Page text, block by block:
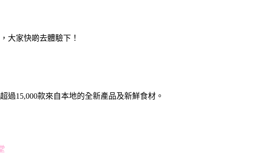
大家快啲去體驗下！
15,000款來自本地的全新產品及新鮮食材。